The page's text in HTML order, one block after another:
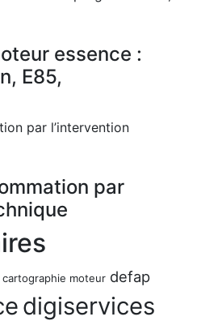
essence :
E85,
par
cartographie moteur defap
digiservices